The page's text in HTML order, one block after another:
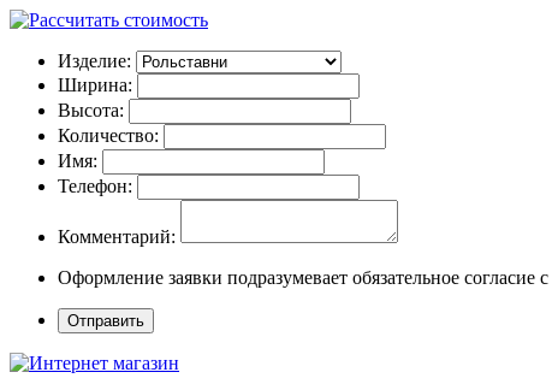
Изделие:
Ширина:
Высота:
Количество:
Имя:
Телефон:
Комментарий:
Оформление заявки подразумевает обязательное согласие с